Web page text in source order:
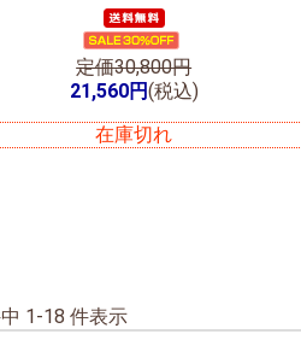
定価30,800円
21,560円(税込)
在庫切れ
1-18 件表示